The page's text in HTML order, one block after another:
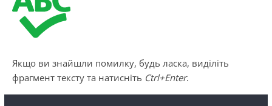
Якщо ви знайшли помилку, будь ласка, виділіть
фрагмент тексту та натисніть Ctrl+Enter.